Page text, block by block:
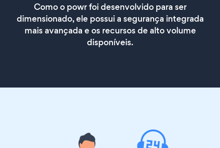
Como o powr foi desenvolvido para ser
dimensionado, ele possui a segurança integrada
mais avançada e os recursos de alto volume
disponíveis.